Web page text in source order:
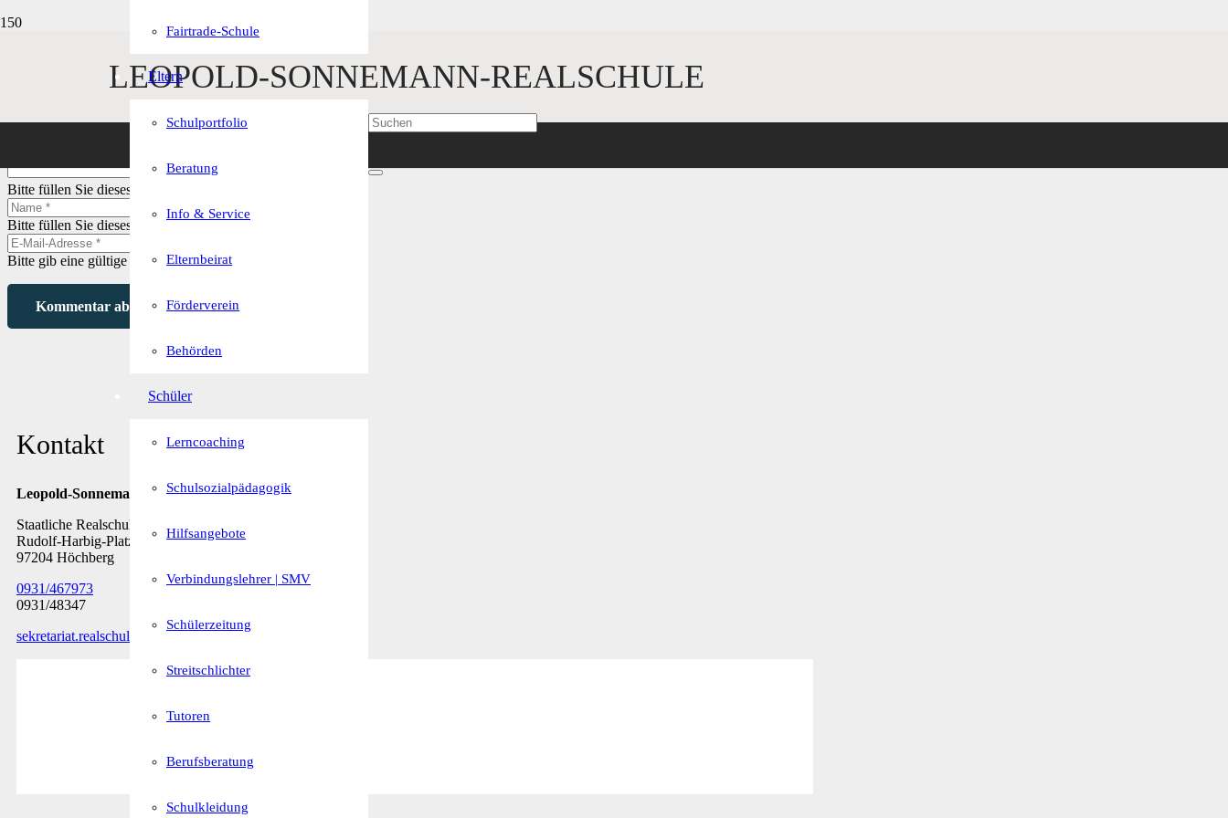
LEOPOLD-SONNEMANN-REALSCHULE
Fairtrade-Schule
Eltern
Schulportfolio
Beratung
Info & Service
Elternbeirat
Förderverein
Behörden
Schüler
Lerncoaching
Schulsozialpädagogik
Hilfsangebote
Verbindungslehrer | SMV
Schülerzeitung
Streitschlichter
Tutoren
Berufsberatung
Schulkleidung
Schreibe einen Kommentar
Deine E-Mail-Adresse wird nicht veröffentlicht. Erforderliche Felder sind mit
Bitte füllen Sie dieses Feld aus.
Bitte füllen Sie dieses Feld aus.
Bitte gib eine gültige E-Mail-Adresse ein.
Kommentar abschicken
Kontakt
Leopold-Sonnemann-Realschule
Staatliche Realschule Höchberg
Rudolf-Harbig-Platz 7
97204 Höchberg
0931/467973
0931/48347
sekretariat.realschule@rs-hoechberg.bayern.de